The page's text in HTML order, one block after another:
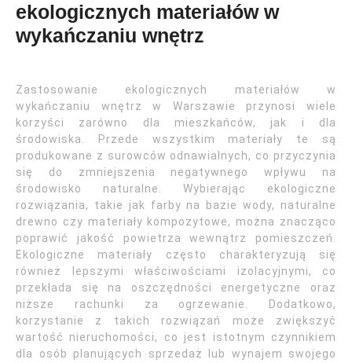
ekologicznych materiałów w
wykańczaniu wnętrz
Zastosowanie ekologicznych materiałów w
wykańczaniu wnętrz w Warszawie przynosi wiele
korzyści zarówno dla mieszkańców, jak i dla
środowiska. Przede wszystkim materiały te są
produkowane z surowców odnawialnych, co przyczynia
się do zmniejszenia negatywnego wpływu na
środowisko naturalne. Wybierając ekologiczne
rozwiązania, takie jak farby na bazie wody, naturalne
drewno czy materiały kompozytowe, można znacząco
poprawić jakość powietrza wewnątrz pomieszczeń.
Ekologiczne materiały często charakteryzują się
również lepszymi właściwościami izolacyjnymi, co
przekłada się na oszczędności energetyczne oraz
niższe rachunki za ogrzewanie. Dodatkowo,
korzystanie z takich rozwiązań może zwiększyć
wartość nieruchomości, co jest istotnym czynnikiem
dla osób planujących sprzedaż lub wynajem swojego